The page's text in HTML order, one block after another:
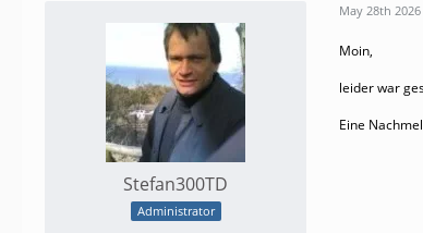
Stefan300TD
Administrator
May 28th 2026
Moin,
leider war
Eine